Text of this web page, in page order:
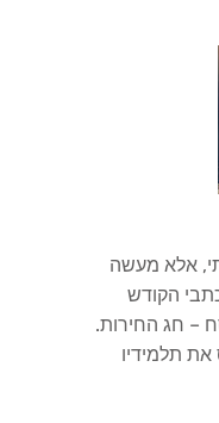
אלא מעשה
הקודש
– חג החירות.
את תלמידיו